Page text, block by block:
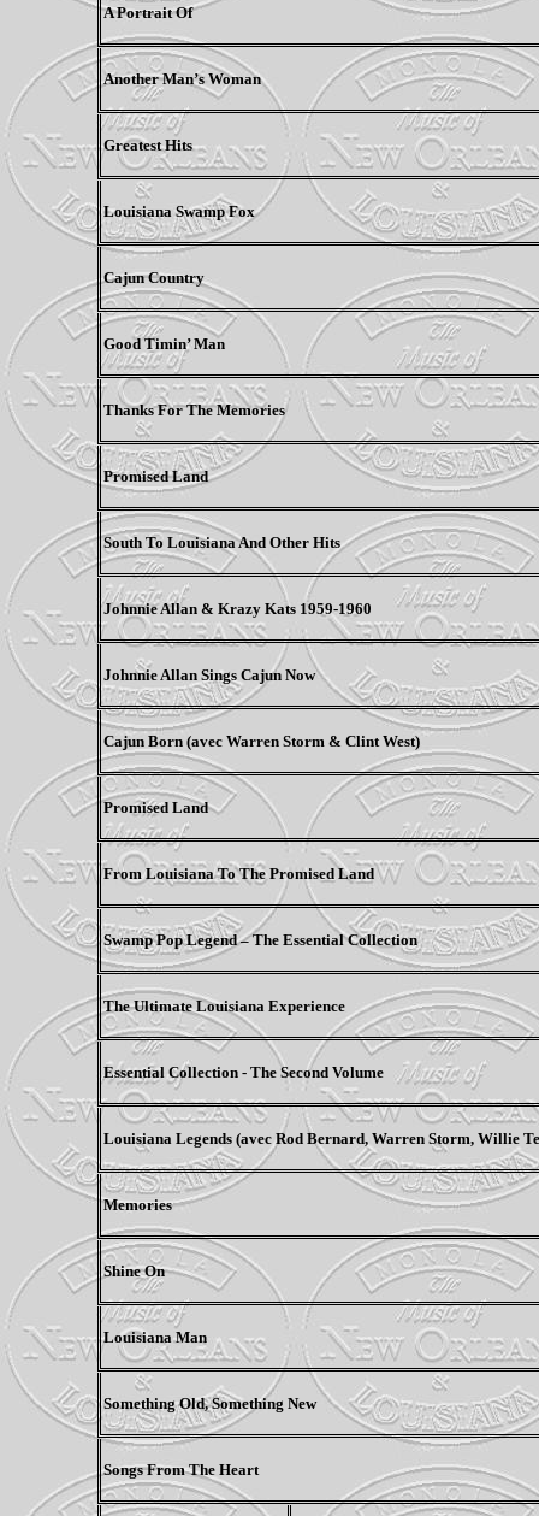
A Portrait Of
Another Man’s Woman
Greatest Hits
Louisiana Swamp Fox
Cajun Country
Good Timin’ Man
Thanks For The Memories
Promised Land
South To Louisiana And Other Hits
Johnnie Allan & Krazy Kats 1959-1960
Johnnie Allan Sings Cajun Now
Cajun Born (avec Warren Storm & Clint West)
Promised Land
From Louisiana To The Promised Land
Swamp Pop Legend – The Essential Collection
The Ultimate Louisiana Experience
Essential Collection - The Second Volume
Louisiana Legends (avec Rod Bernard, Warren Storm, Willie
Memories
Shine On
Louisiana Man
Something Old, Something New
Songs From The Heart